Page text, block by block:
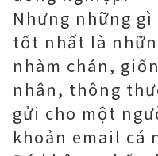
Nhưng những
tốt nhất là
nhàm chán,
nhân, thông
gửi cho một
khoản email cá